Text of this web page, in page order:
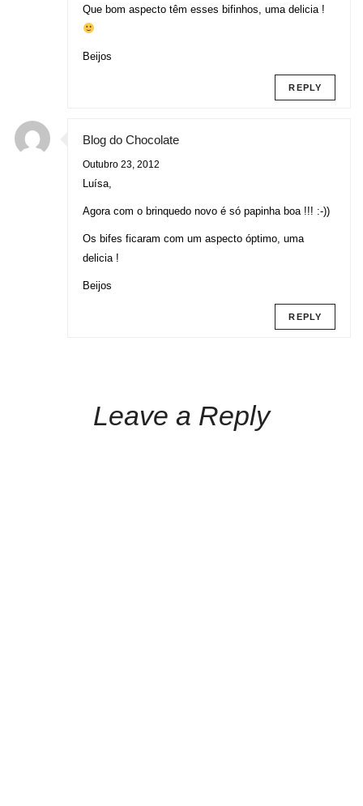
Que bom aspecto têm esses bifinhos, uma delicia !
Beijos
REPLY
Blog do Chocolate
Outubro 23, 2012
Luísa,
Agora com o brinquedo novo é só papinha boa !!! :-))
Os bifes ficaram com um aspecto óptimo, uma
delicia !
Beijos
REPLY
Leave a Reply